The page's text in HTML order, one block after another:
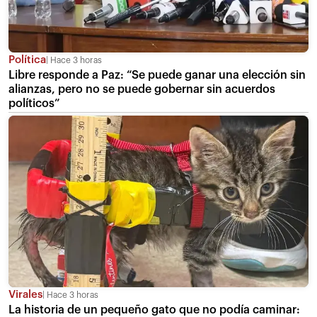
Política Hace 3 horas
Libre responde a Paz: “Se puede ganar una elección sin
alianzas, pero no se puede gobernar sin acuerdos
políticos”
Virales Hace 3 horas
La historia de un pequeño gato que no podía caminar: